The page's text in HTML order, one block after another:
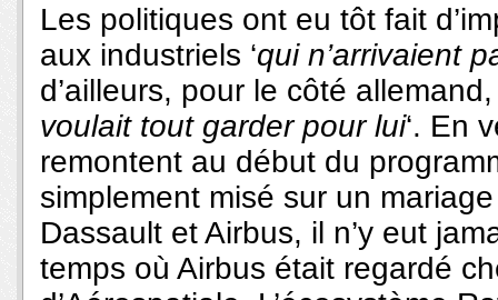
Les politiques ont eu tôt fait
aux industriels ‘qui n’arrivaient
d’ailleurs, pour le côté allemand,
voulait tout garder pour lui‘. En
remontent au début du
simplement misé sur un
Dassault et Airbus, il n’y eut
temps où Airbus était regardé